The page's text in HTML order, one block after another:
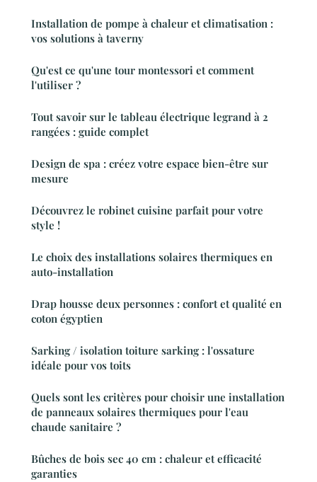
Installation de pompe à chaleur et climatisation :
vos solutions à taverny
Qu'est ce qu'une tour montessori et comment
l'utiliser ?
Tout savoir sur le tableau électrique legrand à 2
rangées : guide complet
Design de spa : créez votre espace bien-être sur
mesure
Découvrez le robinet cuisine parfait pour votre
style !
Le choix des installations solaires thermiques en
auto-installation
Drap housse deux personnes : confort et qualité en
coton égyptien
Sarking / isolation toiture sarking : l'ossature
idéale pour vos toits
Quels sont les critères pour choisir une installation
de panneaux solaires thermiques pour l'eau
chaude sanitaire ?
Bûches de bois sec 40 cm : chaleur et efficacité
garanties